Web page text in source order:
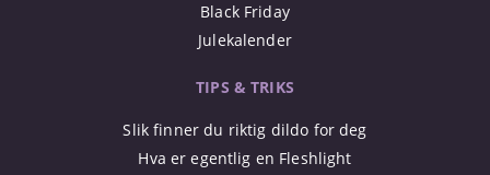
Black Friday
Julekalender
TIPS & TRIKS
Slik finner du riktig dildo for deg
Hva er egentlig en Fleshlight